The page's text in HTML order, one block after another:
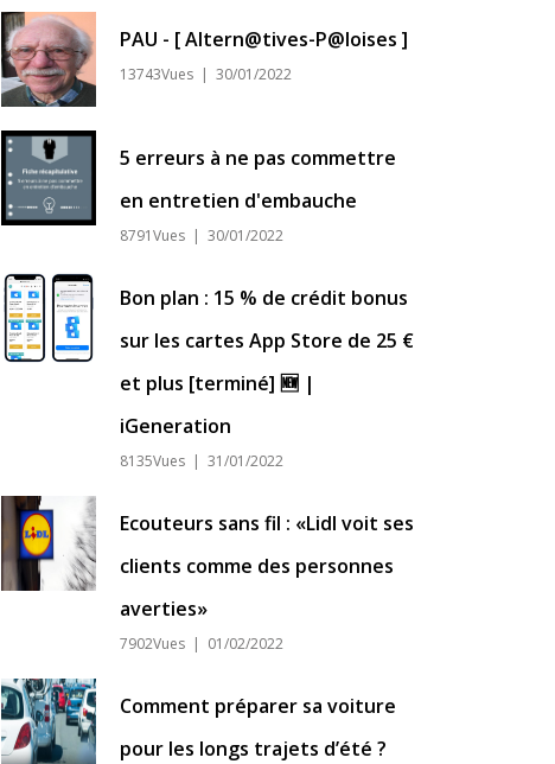
PAU - [ Altern@tives-P@loises ]
13743Vues | 30/01/2022
5 erreurs à ne pas commettre
en entretien d'embauche
8791Vues | 30/01/2022
Bon plan : 15 % de crédit bonus
sur les cartes App Store de 25 €
et plus [terminé] 🆕 |
iGeneration
8135Vues | 31/01/2022
Ecouteurs sans fil : «Lidl voit ses
clients comme des personnes
averties»
7902Vues | 01/02/2022
Comment préparer sa voiture
pour les longs trajets d’été ?